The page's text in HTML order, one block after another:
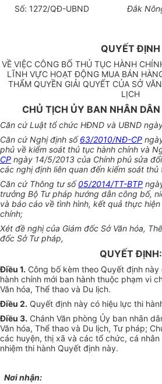
Số: 1272/QĐ-UBND Đắk
QUYẾT ĐỊNH
VỀ VIỆC CÔNG BỐ THỦ TỤC HÀNH
LĨNH VỰC HOẠT ĐỘNG MUA BÁN
THẨM QUYỀN GIẢI QUYẾT CỦA SỞ
LỊCH
CHỦ TỊCH ỦY BAN NHÂN
Căn cứ Luật tổ chức HĐND và UBND
Căn cứ Nghị định số63/2010/NĐ-CP
phủ về kiểm soát thủ tục hành chính và
CP ngày 14/5/2013 của Chính phủ sửa
các nghị định liên quan đến kiểm soát thủ
Căn cứ Thông tư số05/2014/TT-BTP
trưởng Bộ Tư pháp hướng dẫn công bố,
và báo cáo về tình hình, kết quả thực hiện
chính;
Xét đề nghị của Giám đốc Sở Văn hóa,
đốc Sở Tư pháp,
QUYẾT ĐỊNH:
Điều 1. Công bố kèm theo Quyết định
hành chính mới ban hành thuộc phạm vi
Văn hóa, Thể thao và Du lịch.
Điều 2. Quyết định này có hiệu lực thi
Điều 3. Chánh Văn phòng Ủy ban nhân
Văn hóa, Thể thao và Du lịch, Tư pháp;
các huyện, thị xã và các tổ chức, cá
nhiệm thi hành Quyết định này.
Nơi nhận: